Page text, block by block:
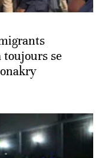
toujours se